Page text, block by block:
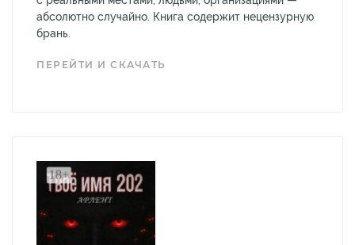
абсолютно случайно. Книга содержит нецензурную
брань.
ПЕРЕЙТИ И СКАЧАТЬ